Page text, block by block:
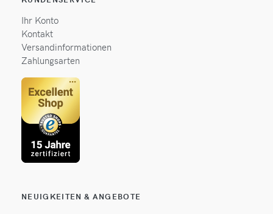
Ihr Konto
Kontakt
Versandinformationen
Zahlungsarten
NEUIGKEITEN & ANGEBOTE